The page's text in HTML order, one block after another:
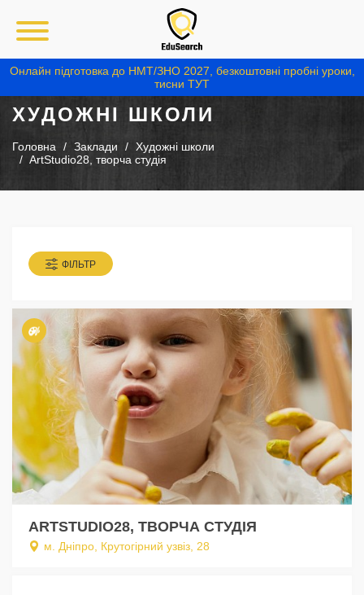
Онлайн підготовка до НМТ/ЗНО 2027, безкоштовні пробні уроки,
тисни ТУТ
ХУДОЖНІ ШКОЛИ
Головна Заклади
Художні школи
ArtStudio28, творча студія
ФІЛЬТР
ARTSTUDIO28, ТВОРЧА СТУДІЯ
м. Дніпро, Крутогірний узвіз, 28